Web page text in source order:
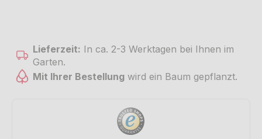
Lieferzeit: In ca. 2-3 Werktagen bei Ihnen im
Garten.
Mit Ihrer Bestellung wird ein Baum gepflanzt.